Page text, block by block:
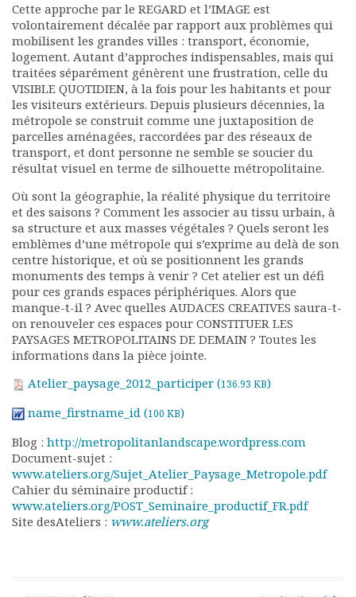
Kiosk
Ressources
Nos actions
Podcast-AdP
Dîners débats
Journées d’études
Concours vidéo
Matinales
Nos partenaires
Evénements
Publications et rapports
Documents
Les adhérents
Annuaire
Offres d’emploi
Forum
Actualités
Nous contacter
Cette approche par le REGARD et l’IMAGE est
volontairement décalée par rapport aux problèmes qui
mobilisent les grandes villes : transport, économie,
logement. Autant d’approches indispensables, mais qui
traitées séparément génèrent une frustration, celle du
VISIBLE QUOTIDIEN, à la fois pour les habitants et pour
les visiteurs extérieurs. Depuis plusieurs décennies, la
métropole se construit comme une juxtaposition de
parcelles aménagées, raccordées par des réseaux de
transport, et dont personne ne semble se soucier du
résultat visuel en terme de silhouette métropolitaine.
Où sont la géographie, la réalité physique du territoire
et des saisons ? Comment les associer au tissu urbain, à
sa structure et aux masses végétales ? Quels seront les
emblèmes d’une métropole qui s’exprime au delà de son
centre historique, et où se positionnent les grands
monuments des temps à venir ? Cet atelier est un défi
pour ces grands espaces périphériques. Alors que
manque-t-il ? Avec quelles AUDACES CREATIVES saura-t-
on renouveler ces espaces pour CONSTITUER LES
PAYSAGES METROPOLITAINS DE DEMAIN ? Toutes les
informations dans la pièce jointe.
Atelier_paysage_2012_participer (136.93 KB)
name_firstname_id (100 KB)
Blog : http://metropolitanlandscape.wordpress.com
Document-sujet :
www.ateliers.org/Sujet_Atelier_Paysage_Metropole.pdf
Cahier du séminaire productif :
www.ateliers.org/POST_Seminaire_productif_FR.pdf
Site desAteliers : www.ateliers.org